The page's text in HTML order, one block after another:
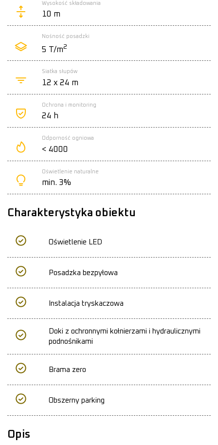
Wysokość składowania
10 m
Nośność posadzki
5 T/m2
Siatka słupów
12 x 24 m
Ochrona i monitoring
24 h
Odporność ogniowa
< 4000
Oświetlenie naturalne
min. 3%
Charakterystyka obiektu
Oświetlenie LED
Posadzka bezpyłowa
Instalacja tryskaczowa
Doki z ochronnymi kołnierzami i hydraulicznymi
podnośnikami
Brama zero
Obszerny parking
Opis